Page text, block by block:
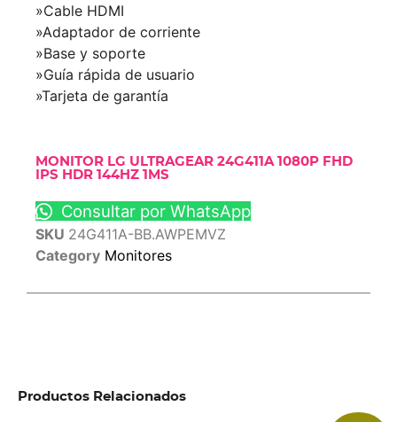
»Cable HDMI
»Adaptador de corriente
»Base y soporte
»Guía rápida de usuario
»Tarjeta de garantía
MONITOR LG ULTRAGEAR 24G411A 1080P FHD
IPS HDR 144HZ 1MS
Consultar por WhatsApp
SKU 24G411A-BB.AWPEMVZ
Category Monitores
Productos Relacionados